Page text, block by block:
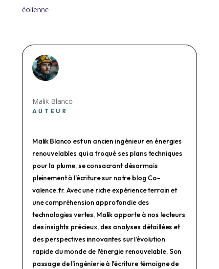
éolienne
Malik Blanco
AUTEUR
Malik Blanco est un ancien ingénieur en énergies
renouvelables qui a troqué ses plans techniques
pour la plume, se consacrant désormais
pleinement à l'écriture sur notre blog Co-
valence.fr. Avec une riche expérience terrain et
une compréhension approfondie des
technologies vertes, Malik apporte à nos lecteurs
des insights précieux, des analyses détaillées et
des perspectives innovantes sur l'évolution
rapide du monde de l'énergie renouvelable. Son
passage de l'ingénierie à l'écriture témoigne de